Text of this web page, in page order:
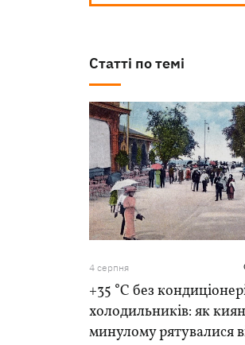
Статті по темі
4 серпня
+35 °C без
холодильників: як
минулому рятувалися